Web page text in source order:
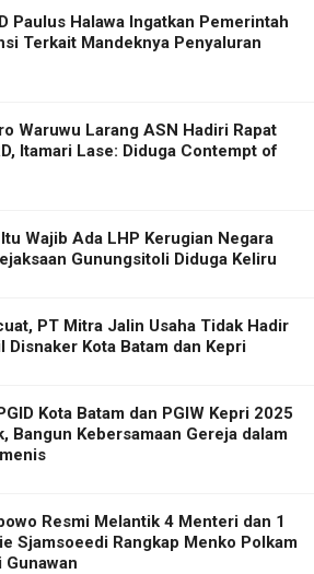
Paulus Halawa Ingatkan Pemerintah
Terkait Mandeknya Penyaluran
Waruwu Larang ASN Hadiri Rapat
Itamari Lase: Diduga Contempt of
Wajib Ada LHP Kerugian Negara
Gunungsitoli Diduga Keliru
PT Mitra Jalin Usaha Tidak Hadir
Disnaker Kota Batam dan Kepri
Kota Batam dan PGIW Kepri 2025
Bangun Kebersamaan Gereja dalam
Resmi Melantik 4 Menteri dan 1
Sjamsoeedi Rangkap Menko Polkam
Gunawan